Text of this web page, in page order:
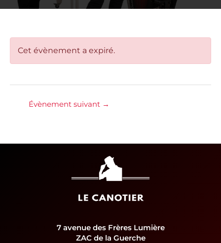
Cet évènement a expiré.
Évènement suivant →
7 avenue des Frères Lumière
ZAC de la Guerche